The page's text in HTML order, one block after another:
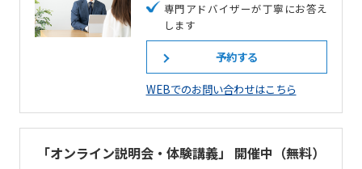
専門アドバイザーが丁寧にお答え
します
予約する
WEBでのお問い合わせはこちら
「オンライン説明会・体験講義」 開催中（無料）